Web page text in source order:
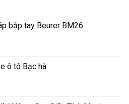
bắp tay Beurer BM26
ô tô Bạc hà